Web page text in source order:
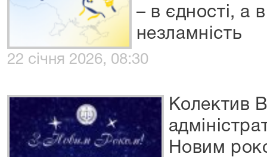
– в єдності, а
незламність
22 січня 2026, 08:30
Колектив
Новим